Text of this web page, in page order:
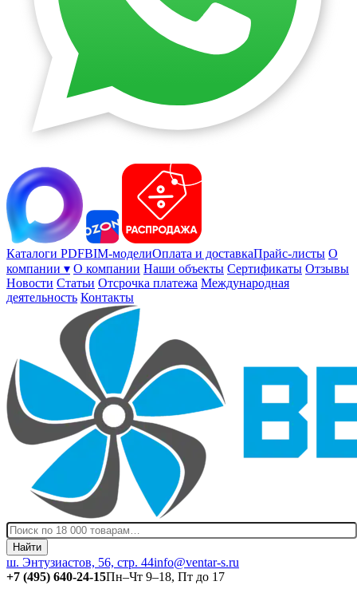
Каталоги PDFBIM-моделиОплата и доставкаПрайс-листы О
компании ▾ О компании Наши объекты Сертификаты Отзывы
Новости Статьи Отсрочка платежа Международная
деятельность Контакты
Найти
ш. Энтузиастов, 56, стр. 44info@ventar-s.ru
+7 (495) 640-24-15Пн–Чт 9–18, Пт до 17